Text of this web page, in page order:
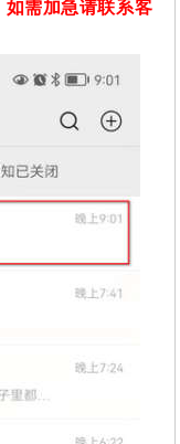
如需加急请联系客